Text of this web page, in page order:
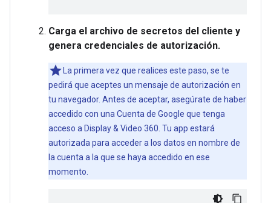
Carga el archivo de secretos del cliente y
genera credenciales de autorización.
La primera vez que realices este paso, se te
pedirá que aceptes un mensaje de autorización en
tu navegador. Antes de aceptar, asegúrate de haber
accedido con una Cuenta de Google que tenga
acceso a Display & Video 360. Tu app estará
autorizada para acceder a los datos en nombre de
la cuenta a la que se haya accedido en ese
momento.